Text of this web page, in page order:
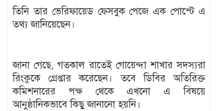
তিনি তার ভেরিফায়েড ফেসবুক পেজে এক পোস্টে এ
তথ্য জানিয়েছেন।
জানা গেছে, গতকাল রাতেই গোয়েন্দা শাখার সদস্যরা
রিংকুকে গ্রেপ্তার করেছেন। তবে ডিবির অতিরিক্ত
কমিশনারের পক্ষ থেকে এখনো এ বিষয়ে
আনুষ্ঠানিকভাবে কিছু জানানো হয়নি।